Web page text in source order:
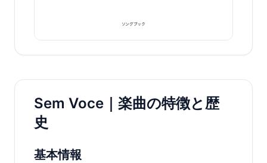
Sem Voce｜楽曲の特徴と歴
史
基本情報